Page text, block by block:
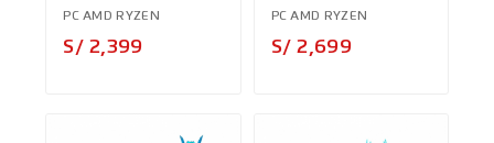
PC AMD RYZEN
S/ 2,399
PC AMD RYZEN
S/ 2,699